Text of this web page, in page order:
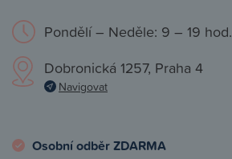
Pondělí – Neděle: 9 – 19 hod.
Dobronická 1257, Praha 4
Navigovat
Osobní odběr ZDARMA